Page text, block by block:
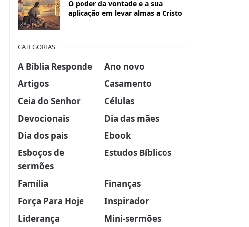
O poder da vontade e a sua
aplicação em levar almas a Cristo
CATEGORIAS
A Bíblia Responde
Ano novo
Artigos
Casamento
Ceia do Senhor
Células
Devocionais
Dia das mães
Dia dos pais
Ebook
Esboços de
sermões
Estudos Bíblicos
Família
Finanças
Força Para Hoje
Inspirador
Liderança
Mini-sermões